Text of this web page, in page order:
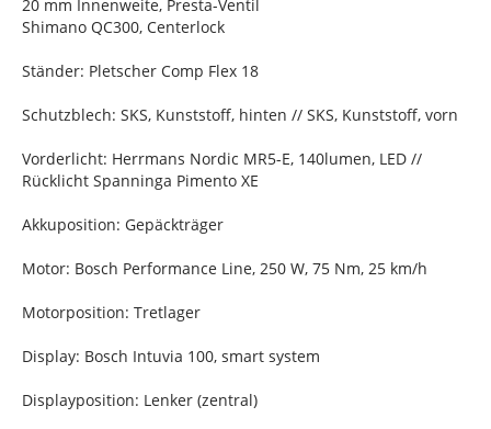
20 mm Innenweite, Presta-Ventil
Shimano QC300, Centerlock
Ständer: Pletscher Comp Flex 18
Schutzblech: SKS, Kunststoff, hinten // SKS, Kunststoff, vorn
Vorderlicht: Herrmans Nordic MR5-E, 140lumen, LED //
Rücklicht Spanninga Pimento XE
Akkuposition: Gepäckträger
Motor: Bosch Performance Line, 250 W, 75 Nm, 25 km/h
Motorposition: Tretlager
Display: Bosch Intuvia 100, smart system
Displayposition: Lenker (zentral)